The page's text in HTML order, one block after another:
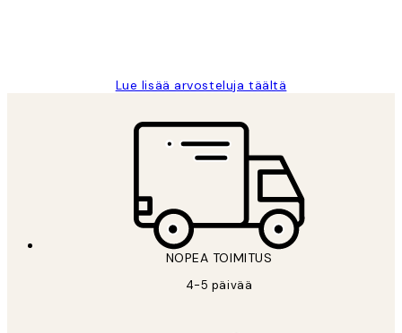
Lue lisää arvosteluja täältä
NOPEA TOIMITUS
4-5 päivää